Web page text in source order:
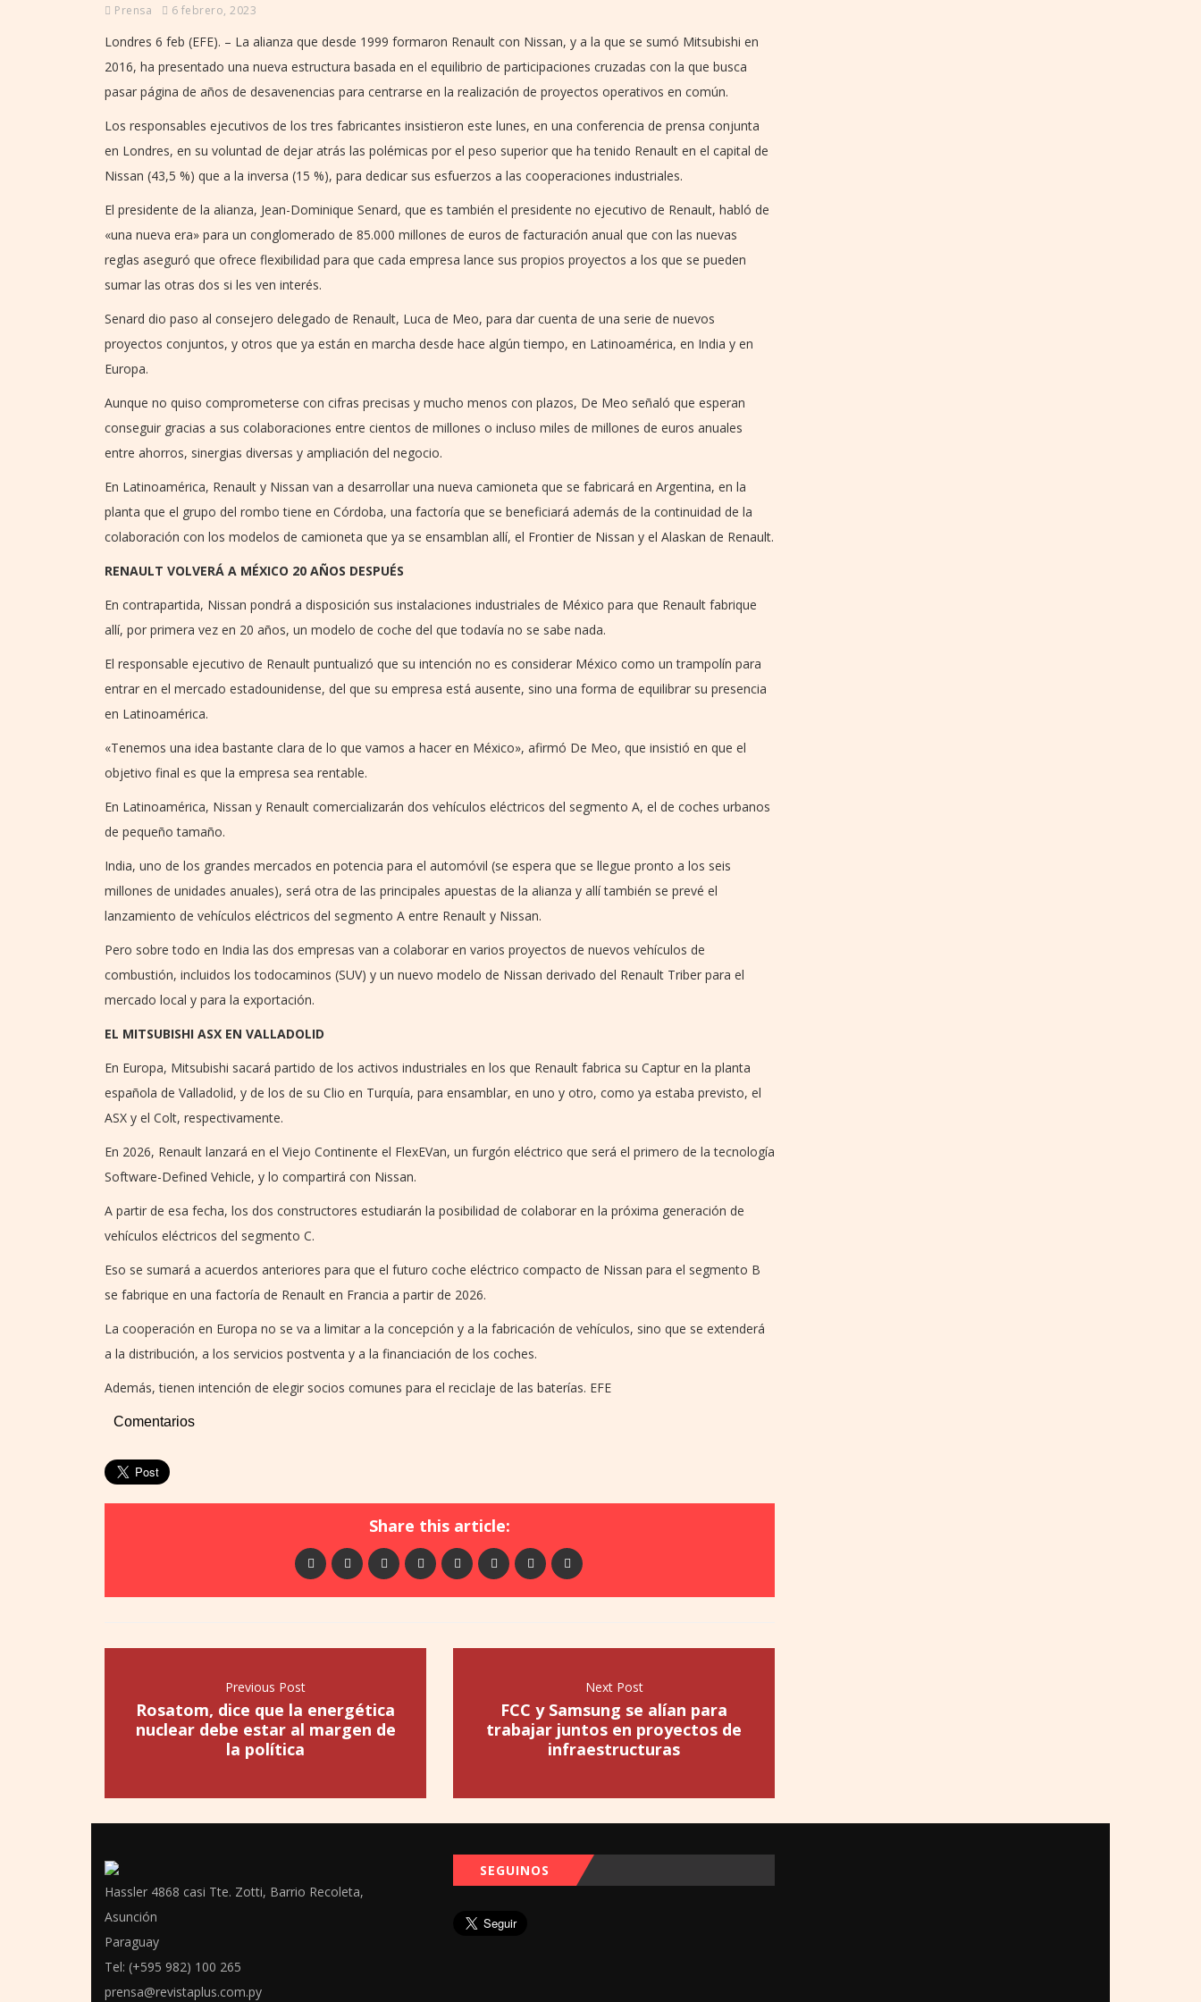
Prensa 6 febrero, 2023
Londres 6 feb (EFE). – La alianza que desde 1999 formaron Renault con Nissan, y a la que se sumó Mitsubishi en
2016, ha presentado una nueva estructura basada en el equilibrio de participaciones cruzadas con la que busca
pasar página de años de desavenencias para centrarse en la realización de proyectos operativos en común.
Los responsables ejecutivos de los tres fabricantes insistieron este lunes, en una conferencia de prensa conjunta
en Londres, en su voluntad de dejar atrás las polémicas por el peso superior que ha tenido Renault en el capital de
Nissan (43,5 %) que a la inversa (15 %), para dedicar sus esfuerzos a las cooperaciones industriales.
El presidente de la alianza, Jean-Dominique Senard, que es también el presidente no ejecutivo de Renault, habló de
«una nueva era» para un conglomerado de 85.000 millones de euros de facturación anual que con las nuevas
reglas aseguró que ofrece flexibilidad para que cada empresa lance sus propios proyectos a los que se pueden
sumar las otras dos si les ven interés.
Senard dio paso al consejero delegado de Renault, Luca de Meo, para dar cuenta de una serie de nuevos
proyectos conjuntos, y otros que ya están en marcha desde hace algún tiempo, en Latinoamérica, en India y en
Europa.
Aunque no quiso comprometerse con cifras precisas y mucho menos con plazos, De Meo señaló que esperan
conseguir gracias a sus colaboraciones entre cientos de millones o incluso miles de millones de euros anuales
entre ahorros, sinergias diversas y ampliación del negocio.
En Latinoamérica, Renault y Nissan van a desarrollar una nueva camioneta que se fabricará en Argentina, en la
planta que el grupo del rombo tiene en Córdoba, una factoría que se beneficiará además de la continuidad de la
colaboración con los modelos de camioneta que ya se ensamblan allí, el Frontier de Nissan y el Alaskan de Renault.
RENAULT VOLVERÁ A MÉXICO 20 AÑOS DESPUÉS
En contrapartida, Nissan pondrá a disposición sus instalaciones industriales de México para que Renault fabrique
allí, por primera vez en 20 años, un modelo de coche del que todavía no se sabe nada.
El responsable ejecutivo de Renault puntualizó que su intención no es considerar México como un trampolín para
entrar en el mercado estadounidense, del que su empresa está ausente, sino una forma de equilibrar su presencia
en Latinoamérica.
«Tenemos una idea bastante clara de lo que vamos a hacer en México», afirmó De Meo, que insistió en que el
objetivo final es que la empresa sea rentable.
En Latinoamérica, Nissan y Renault comercializarán dos vehículos eléctricos del segmento A, el de coches urbanos
de pequeño tamaño.
India, uno de los grandes mercados en potencia para el automóvil (se espera que se llegue pronto a los seis
millones de unidades anuales), será otra de las principales apuestas de la alianza y allí también se prevé el
lanzamiento de vehículos eléctricos del segmento A entre Renault y Nissan.
Pero sobre todo en India las dos empresas van a colaborar en varios proyectos de nuevos vehículos de
combustión, incluidos los todocaminos (SUV) y un nuevo modelo de Nissan derivado del Renault Triber para el
mercado local y para la exportación.
EL MITSUBISHI ASX EN VALLADOLID
En Europa, Mitsubishi sacará partido de los activos industriales en los que Renault fabrica su Captur en la planta
española de Valladolid, y de los de su Clio en Turquía, para ensamblar, en uno y otro, como ya estaba previsto, el
ASX y el Colt, respectivamente.
En 2026, Renault lanzará en el Viejo Continente el FlexEVan, un furgón eléctrico que será el primero de la tecnología
Software-Defined Vehicle, y lo compartirá con Nissan.
A partir de esa fecha, los dos constructores estudiarán la posibilidad de colaborar en la próxima generación de
vehículos eléctricos del segmento C.
Eso se sumará a acuerdos anteriores para que el futuro coche eléctrico compacto de Nissan para el segmento B
se fabrique en una factoría de Renault en Francia a partir de 2026.
La cooperación en Europa no se va a limitar a la concepción y a la fabricación de vehículos, sino que se extenderá
a la distribución, a los servicios postventa y a la financiación de los coches.
Además, tienen intención de elegir socios comunes para el reciclaje de las baterías. EFE
Comentarios
Share this article:
Previous Post
Rosatom, dice que la energética
nuclear debe estar al margen de
la política
Next Post
FCC y Samsung se alían para
trabajar juntos en proyectos de
infraestructuras
Hassler 4868 casi Tte. Zotti, Barrio Recoleta,
Asunción
Paraguay
Tel: (+595 982) 100 265
prensa@revistaplus.com.py
SEGUINOS